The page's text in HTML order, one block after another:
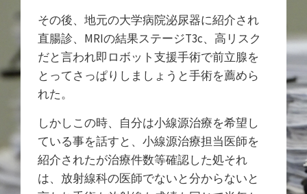
その後、地元の大学病院泌尿器に紹介され
直腸診、MRIの結果ステージT3c、高リスク
だと言われ即ロボット支援手術で前立腺を
とってさっぱりしましょうと手術を薦めら
れた。
しかしこの時、自分は小線源治療を希望し
ている事を話すと、小線源治療担当医師を
紹介されたが治療件数等確認した処それ
は、放射線科の医師でないと分からないと